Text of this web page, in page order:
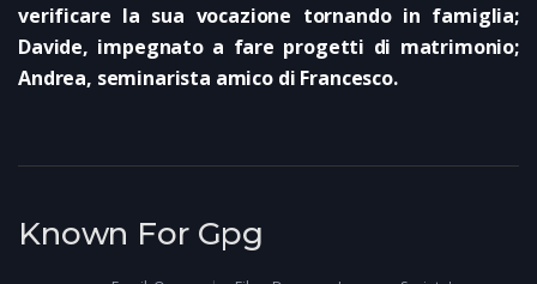
verificare la sua vocazione tornando in famiglia;
Davide, impegnato a fare progetti di matrimonio;
Andrea, seminarista amico di Francesco.
Known For Gpg